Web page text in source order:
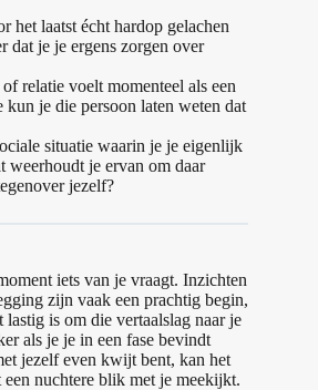
het laatst écht hardop gelachen
dat je je ergens zorgen over
relatie voelt momenteel als een
kun je die persoon laten weten dat
situatie waarin je je eigenlijk
weerhoudt je ervan om daar
jezelf?
iets van je vraagt. Inzichten
zijn vaak een prachtig begin,
lastig is om die vertaalslag naar je
als je je in een fase bevindt
jezelf even kwijt bent, kan het
nuchtere blik met je meekijkt.